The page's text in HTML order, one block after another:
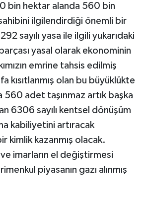
bin hektar alanda 560 bin
ilgilendirdiği önemli bir
sayılı yasa ile ilgili yukarıdaki
yasal olarak ekonominin
emrine tahsis edilmiş
kısıtlanmış olan bu büyüklükte
560 adet taşınmaz artık başka
6306 sayılı kentsel dönüşüm
kabiliyetini artıracak
kimlik kazanmış olacak.
imarların el değiştirmesi
piyasanın gazı alınmış